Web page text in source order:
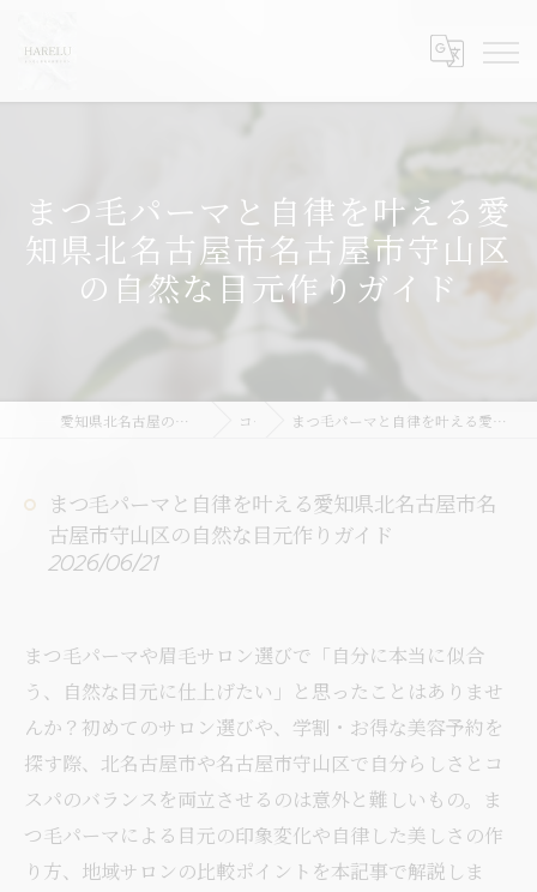
まつ毛パーマと自律を叶える愛
知県北名古屋市名古屋市守山区
の自然な目元作りガイド
愛知県北名古屋のまつ毛パーマならHARELU北名古屋店 コラム まつ毛パーマと自律を叶える愛知県北名古屋市名古屋市守山区の自然な目元作りガイド
まつ毛パーマと自律を叶える愛知県北名古屋市名
古屋市守山区の自然な目元作りガイド
2026/06/21
まつ毛パーマや眉毛サロン選びで「自分に本当に似合
う、自然な目元に仕上げたい」と思ったことはありませ
んか？初めてのサロン選びや、学割・お得な美容予約を
探す際、北名古屋市や名古屋市守山区で自分らしさとコ
スパのバランスを両立させるのは意外と難しいもの。ま
つ毛パーマによる目元の印象変化や自律した美しさの作
り方、地域サロンの比較ポイントを本記事で解説しま